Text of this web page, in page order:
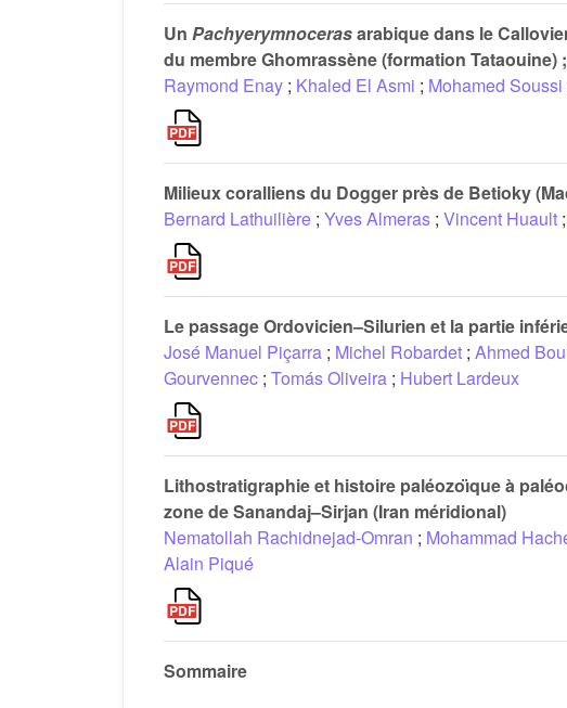
Un Pachyerymnocerasarabique dans le
du membre Ghomrassène (formation
Raymond Enay ; Khaled El Asmi ; Mohamed Soussi
Milieux coralliens du Dogger près de Betioky
Bernard Lathuilière ; Yves Almeras ; Vincent Huault ;
Le passage Ordovicien–Silurien et la partie
José Manuel Piçarra ; Michel Robardet ; Ahmed
Gourvennec ; Tomás Oliveira ; Hubert Lardeux
Lithostratigraphie et histoire paléozoı̈que à
zone de Sanandaj–Sirjan (Iran méridional)
Nematollah Rachidnejad-Omran ; Mohammad
Alain Piqué
Sommaire